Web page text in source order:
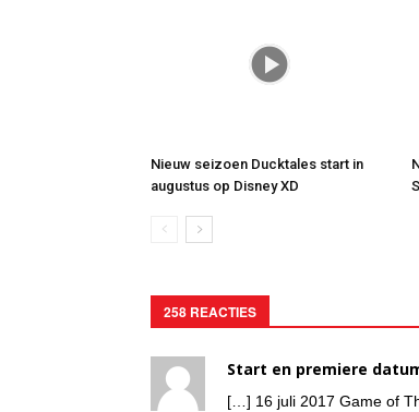
Nieuw seizoen Ducktales start in
augustus op Disney XD
258 REACTIES
Start en premiere
[…] 16 juli 2017 Game of